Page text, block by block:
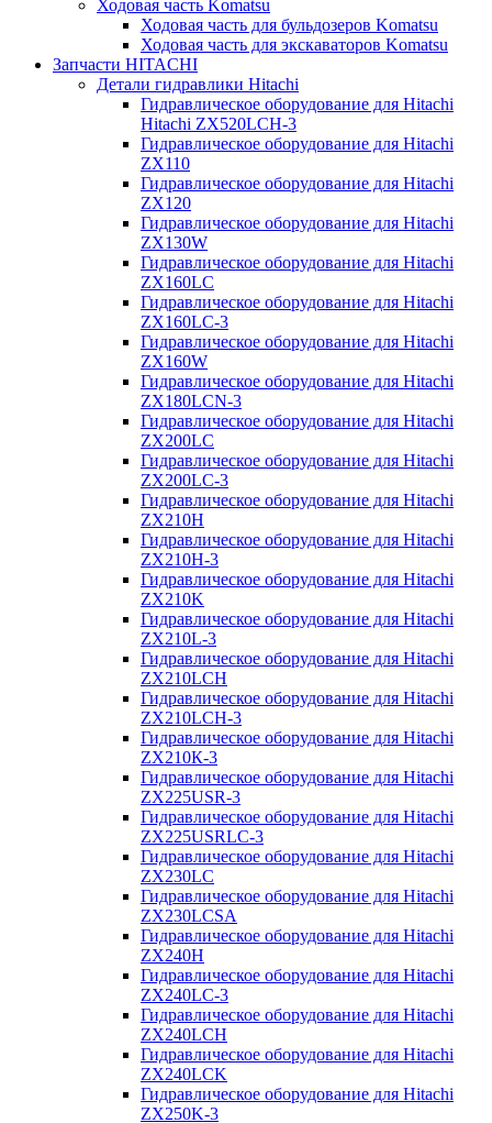
Ходовая часть Komatsu
Ходовая часть для бульдозеров Komatsu
Ходовая часть для экскаваторов Komatsu
Запчасти HITACHI
Детали гидравлики Hitachi
Гидравлическое оборудование для Hitachi
Hitachi ZX520LCH-3
Гидравлическое оборудование для Hitachi
ZX110
Гидравлическое оборудование для Hitachi
ZX120
Гидравлическое оборудование для Hitachi
ZX130W
Гидравлическое оборудование для Hitachi
ZX160LC
Гидравлическое оборудование для Hitachi
ZX160LC-3
Гидравлическое оборудование для Hitachi
ZX160W
Гидравлическое оборудование для Hitachi
ZX180LCN-3
Гидравлическое оборудование для Hitachi
ZX200LC
Гидравлическое оборудование для Hitachi
ZX200LC-3
Гидравлическое оборудование для Hitachi
ZX210H
Гидравлическое оборудование для Hitachi
ZX210H-3
Гидравлическое оборудование для Hitachi
ZX210K
Гидравлическое оборудование для Hitachi
ZX210L-3
Гидравлическое оборудование для Hitachi
ZX210LCH
Гидравлическое оборудование для Hitachi
ZX210LCH-3
Гидравлическое оборудование для Hitachi
ZX210К-3
Гидравлическое оборудование для Hitachi
ZX225USR-3
Гидравлическое оборудование для Hitachi
ZX225USRLC-3
Гидравлическое оборудование для Hitachi
ZX230LC
Гидравлическое оборудование для Hitachi
ZX230LCSA
Гидравлическое оборудование для Hitachi
ZX240H
Гидравлическое оборудование для Hitachi
ZX240LC-3
Гидравлическое оборудование для Hitachi
ZX240LCH
Гидравлическое оборудование для Hitachi
ZX240LCK
Гидравлическое оборудование для Hitachi
ZX250K-3